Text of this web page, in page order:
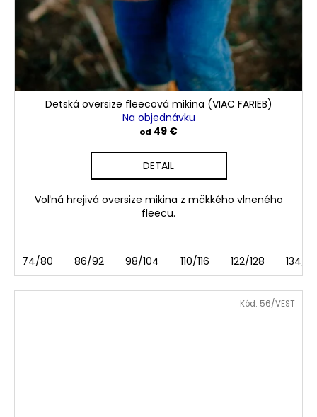
Detská oversize fleecová mikina (VIAC FARIEB)
Na objednávku
od 49 €
DETAIL
Voľná hrejivá oversize mikina z mäkkého vlneného
fleecu.
74/80 86/92 98/104 110/116 122/128 134/
Kód: 56/VEST